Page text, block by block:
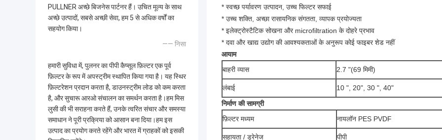
PULLNER अच्छे बिजनेस पार्टनर हैं। उचित मूल्य के साथ
अच्छे उत्पादों, सबसे अच्छी सेवा, हम 5 से अधिक वर्षों का
सहयोग किया।
—— निसा
हमारी सुविधा में, पुलनर का पीपी कैप्सूल फ़िल्टर एक पूर्व
फ़िल्टर के रूप में अपस्ट्रीम स्थापित किया गया है। यह स्थिर
फ़िल्टरेशन प्रदान करता है, डाउनस्ट्रीम लोड को कम करता
है, और सुचारू आरओ संचालन का समर्थन करता है।हम मिस
लुसी की भी सराहना करते हैं, उनके त्वरित संचार और समस्या
समाधान ने पूरी प्रक्रिया को आसान बना दिया।हम इस
उत्पाद का प्रयोग करते रहेंगे और भारत में ग्राहकों को इसकी
* स्वच्छ पर्यावरण उत्पादन, उच्च फिल्टर सफाई
* उच्च शक्ति, अच्छा रासायनिक संगतता, व्यापक प्रयोज्यता
* इलेक्ट्रोस्टैटिक सोखना और microfiltration के दोहरे प्रभाव
* दवा और खाद्य उद्योग की आवश्यकताओं के अनुरूप कोई फाइबर शेड नहीं
आयाम
बाहरी व्यास
2.7 "(69 मिमी)
लंबाई
10 ", 20", 30 ", 40"
निर्माण की सामग्री
फ़िल्टर मध्यम
नायलॉन PES PVDF
सहायता / ड्रेनेज पीपी